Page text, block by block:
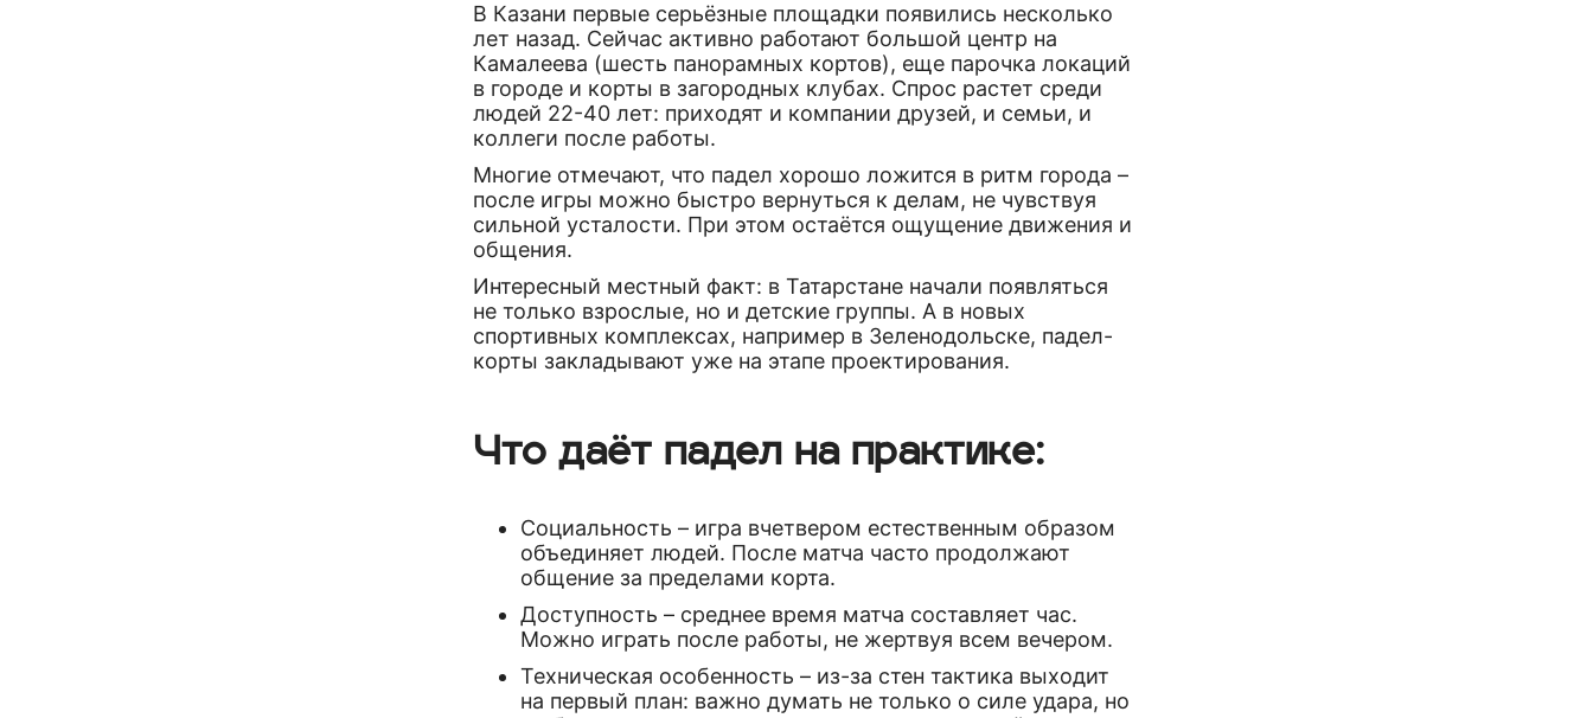
В Казани первые серьёзные площадки появились несколько
лет назад. Сейчас активно работают большой центр на
Камалеева (шесть панорамных кортов), еще парочка локаций
в городе и корты в загородных клубах. Спрос растет среди
людей 22-40 лет: приходят и компании друзей, и семьи, и
коллеги после работы.
Многие отмечают, что падел хорошо ложится в ритм города –
после игры можно быстро вернуться к делам, не чувствуя
сильной усталости. При этом остаётся ощущение движения и
общения.
Интересный местный факт: в Татарстане начали появляться
не только взрослые, но и детские группы. А в новых
спортивных комплексах, например в Зеленодольске, падел-
корты закладывают уже на этапе проектирования.
Что даёт падел на практике:
Социальность – игра вчетвером естественным образом
объединяет людей. После матча часто продолжают
общение за пределами корта.
Доступность – среднее время матча составляет час.
Можно играть после работы, не жертвуя всем вечером.
Техническая особенность – из-за стен тактика выходит
на первый план: важно думать не только о силе удара, но